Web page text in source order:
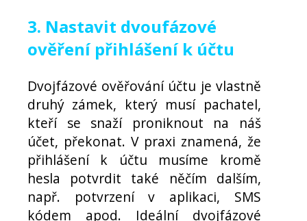
3. Nastavit dvoufázové
ověření přihlášení k účtu
Dvojfázové ověřování účtu je vlastně
druhý zámek, který musí pachatel,
kteří se snaží proniknout na náš
účet, překonat. V praxi znamená, že
přihlášení k účtu musíme kromě
hesla potvrdit také něčím dalším,
např. potvrzení v aplikaci, SMS
kódem apod. Ideální dvojfázové